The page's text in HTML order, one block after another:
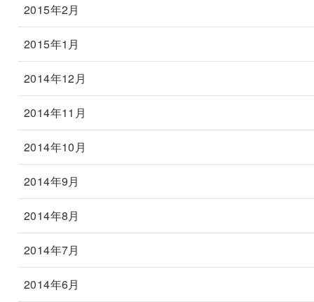
2015年2月
2015年1月
2014年12月
2014年11月
2014年10月
2014年9月
2014年8月
2014年7月
2014年6月